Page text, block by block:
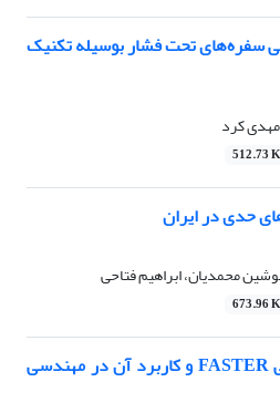
سفره‌های تحت فشار بوسیله تکنیک
کرد
512.73 K
حدی در ایران
محمدیان، ابراهیم فتاحی
673.96 K
مدل هیدرودینامیکی و کیفی FASTER و کاربرد آن در مهندسی